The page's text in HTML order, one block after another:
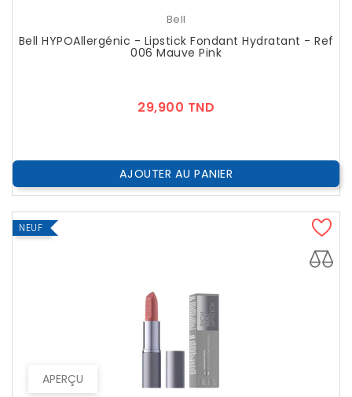
Bell
Bell HYPOAllergénic - Lipstick Fondant Hydratant - Ref
006 Mauve Pink
29,900 TND
AJOUTER AU PANIER
APERÇU
NEUF